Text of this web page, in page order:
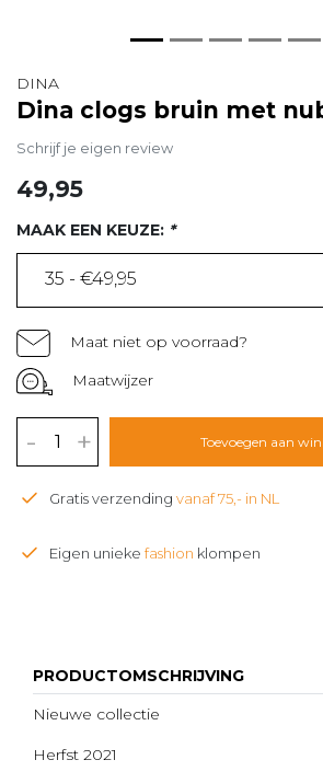
PRODUCTOMSCHRIJVING
Nieuwe collectie
Herfst 2021
DINA
Dina clogs bruin met
Schrijf je eigen review
49,95
MAAK EEN KEUZE: *
35 - €49,95
Maat niet op voorraad?
Maatwijzer
- + Toevoegen aan
Gratis verzending vanaf 75,- in NL
Eigen unieke fashion klompen